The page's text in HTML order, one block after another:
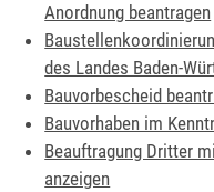
Anordnung beantragen
des Landes Baden-
Bauvorbescheid
Bauvorhaben im
Beauftragung Dritter
anzeigen